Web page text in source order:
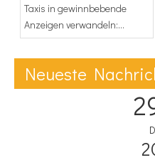
Taxis in gewinnbebende
Anzeigen verwandeln:
Erforschen der Kraft der
digitalen LCD-Beschilderung
Neueste